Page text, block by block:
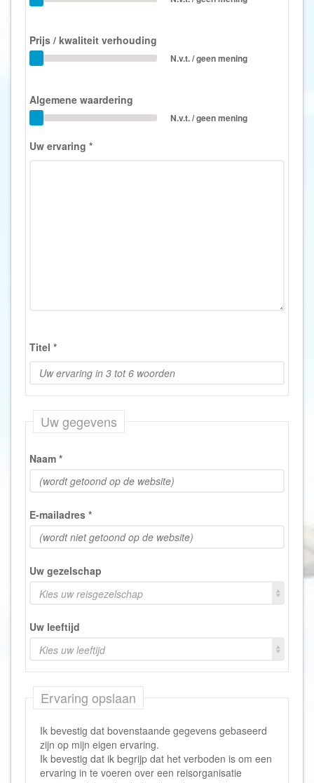
Prijs / kwaliteit verhouding
N.v.t. / geen mening
Algemene waardering
N.v.t. / geen mening
Uw ervaring *
Titel *
Uw gegevens
Naam *
E-mailadres *
Uw gezelschap
Kies uw reisgezelschap
Uw leeftijd
Kies uw leeftijd
Ervaring opslaan
Ik bevestig dat bovenstaande gegevens gebaseerd
zijn op mijn eigen ervaring.
Ik bevestig dat ik begrijp dat het verboden is om een
ervaring in te voeren over een reisorganisatie